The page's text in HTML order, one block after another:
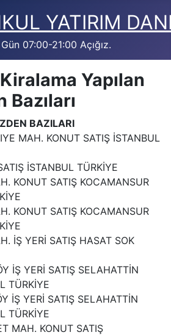
YATIRIM
07:00-21:00 Açığız.
Yapılan
BAZILARI
MAH. KONUT SATIŞ İSTANBUL
İSTANBUL TÜRKİYE
KONUT SATIŞ KOCAMANSUR
KONUT SATIŞ KOCAMANSUR
İŞ YERİ SATIŞ HASAT SOK
İŞ YERİ SATIŞ SELAHATTİN
TÜRKİYE
İŞ YERİ SATIŞ SELAHATTİN
TÜRKİYE
MAH. KONUT SATIŞ